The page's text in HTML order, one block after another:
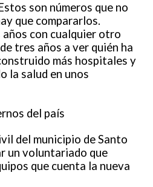
son números que no
que compararlos.
con cualquier otro
tres años a ver quién ha
más hospitales y
la salud en unos
del país
del municipio de Santo
un voluntariado que
que cuenta la nueva